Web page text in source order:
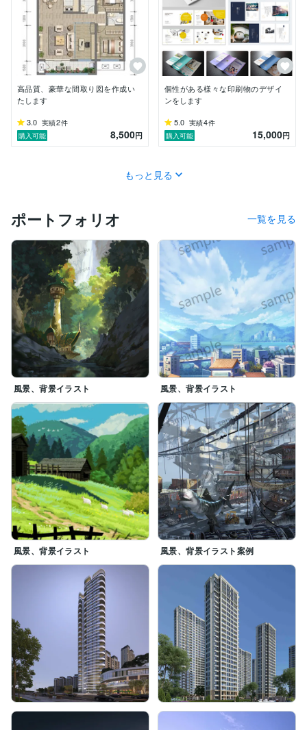
高品質、豪華な間取り図を作成い
たします
3.0 実績2件
購入可能
8,500円
個性がある様々な印刷物のデザイ
ンをします
5.0 実績4件
購入可能
15,000円
もっと見る
ポートフォリオ 一覧を見る
風景、背景イラスト 風景、背景イラスト
風景、背景イラスト 風景、背景イラスト案例